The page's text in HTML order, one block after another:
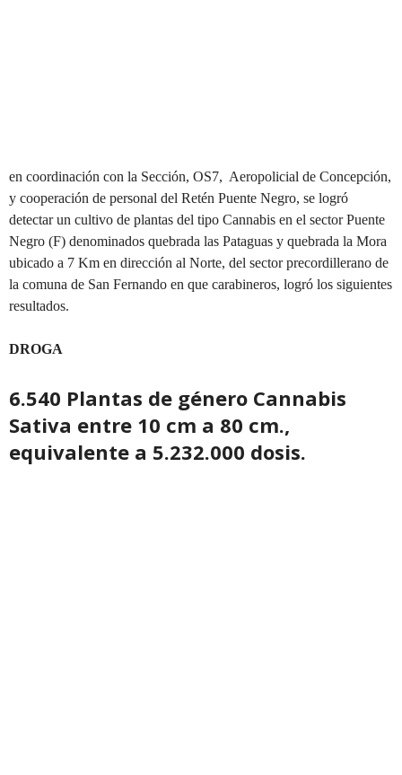
en coordinación con la Sección, OS7, Aeropolicial de Concepción,
y cooperación de personal del Retén Puente Negro, se logró
detectar un cultivo de plantas del tipo Cannabis en el sector Puente
Negro (F) denominados quebrada las Pataguas y quebrada la Mora
ubicado a 7 Km en dirección al Norte, del sector precordillerano de
la comuna de San Fernando en que carabineros, logró los siguientes
resultados.
DROGA
6.540 Plantas de género Cannabis
Sativa entre 10 cm a 80 cm.,
equivalente a 5.232.000 dosis.